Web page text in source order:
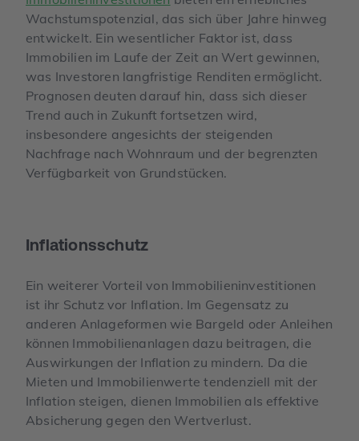
Wachstumspotenzial, das sich über Jahre hinweg
entwickelt. Ein wesentlicher Faktor ist, dass
Immobilien im Laufe der Zeit an Wert gewinnen,
was Investoren langfristige Renditen ermöglicht.
Prognosen deuten darauf hin, dass sich dieser
Trend auch in Zukunft fortsetzen wird,
insbesondere angesichts der steigenden
Nachfrage nach Wohnraum und der begrenzten
Verfügbarkeit von Grundstücken.
Inflations­schutz
Ein weiterer Vorteil von Immobilieninvestitionen
ist ihr Schutz vor Inflation. Im Gegensatz zu
anderen Anlageformen wie Bargeld oder Anleihen
können Immobilienanlagen dazu beitragen, die
Auswirkungen der Inflation zu mindern. Da die
Mieten und Immobilienwerte tendenziell mit der
Inflation steigen, dienen Immobilien als effektive
Absicherung gegen den Wertverlust.